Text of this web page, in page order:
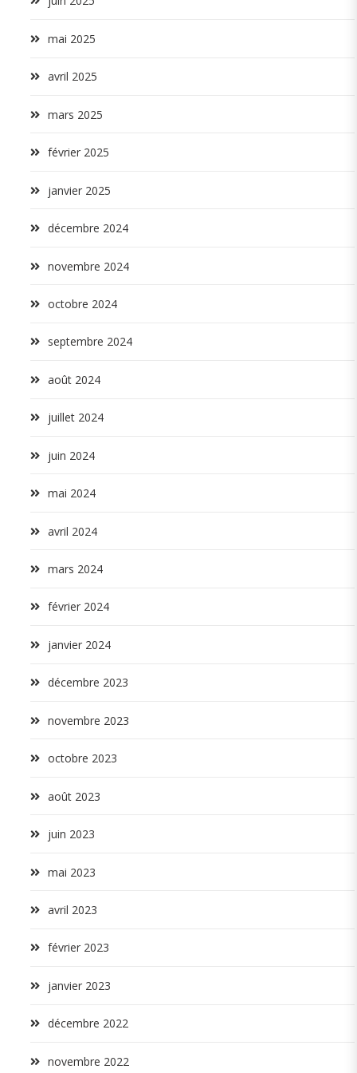
mai 2025
avril 2025
mars 2025
février 2025
janvier 2025
décembre 2024
novembre 2024
octobre 2024
septembre 2024
août 2024
juillet 2024
juin 2024
mai 2024
avril 2024
mars 2024
février 2024
janvier 2024
décembre 2023
novembre 2023
octobre 2023
août 2023
juin 2023
mai 2023
avril 2023
février 2023
janvier 2023
décembre 2022
novembre 2022